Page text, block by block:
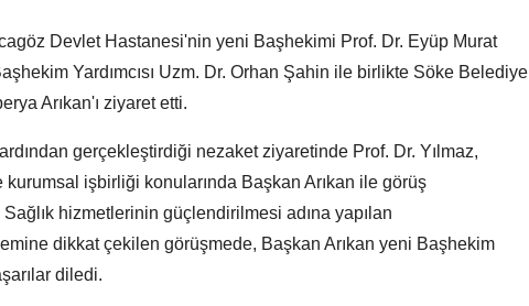
Devlet Hastanesi'nin yeni Başhekimi Prof. Dr. Eyüp Murat
Yardımcısı Uzm. Dr. Orhan Şahin ile birlikte Söke Belediye
Arıkan'ı ziyaret etti.
gerçekleştirdiği nezaket ziyaretinde Prof. Dr. Yılmaz,
kurumsal işbirliği konularında Başkan Arıkan ile görüş
hizmetlerinin güçlendirilmesi adına yapılan
dikkat çekilen görüşmede, Başkan Arıkan yeni Başhekim
diledi.